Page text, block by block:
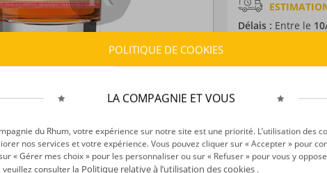
Délais : Entre le
Type d’alcool :
Distillation :
Environnement de
: la Maison Clément lance une
POLITIQUE DE COOKIES
LA COMPAGNIE ET VOUS
du Rhum, votre expérience sur notre site est une priorité. L’utilisation des
nos services et votre expérience. Vous pouvez cliquer sur « Accepter » pour
« Gérer mes choix » pour les personnaliser ou sur « Refuser » pour vous y
veuillez consulter la Politique relative à l’utilisation des cookies .